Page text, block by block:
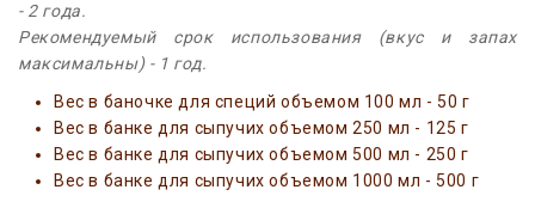
- 2 года.
Рекомендуемый срок использования (вкус и запах
максимальны) - 1 год.
Вес в баночке для специй объемом 100 мл - 50 г
Вес в банке для сыпучих объемом 250 мл - 125 г
Вес в банке для сыпучих объемом 500 мл - 250 г
Вес в банке для сыпучих объемом 1000 мл - 500 г